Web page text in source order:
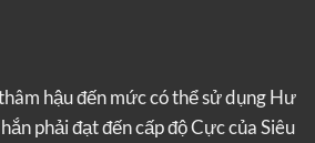
hậu đến mức có thể sử dụng Hư
phải đạt đến cấp độ Cực của Siêu